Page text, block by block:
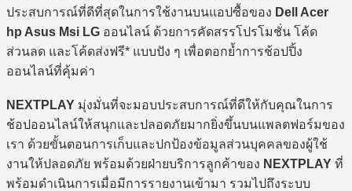
ประสบการณ์ที่ดีที่สุดในการใช้งานบนแอปซื้อของ Dell Acer
hp Asus Msi LG ออนไลน์ ด้วยการคัดสรรโปรโมชั่น โค้ด
ส่วนลด และโค้ดส่งฟรี* แบบปัง ๆ เพื่อตอกย้ำการช้อปปิ้ง
ออนไลน์ที่คุ้มค่า
NEXTPLAY มุ่งมั่นที่จะมอบประสบการณ์ที่ดีให้กับคุณในการ
ช้อปออนไลน์ให้สนุกและปลอดภัยมากยิ่งขึ้นบนแพลตฟอร์มของ
เรา ด้วยขั้นตอนการเก็บและปกป้องข้อมูลส่วนบุคคลของผู้ใช้
งานให้ปลอดภัย พร้อมด้วยฝ่ายบริการลูกค้าของ NEXTPLAY ที่
พร้อมดำเนินการเมื่อมีการรายงานเข้ามา รวมไปถึงระบบ